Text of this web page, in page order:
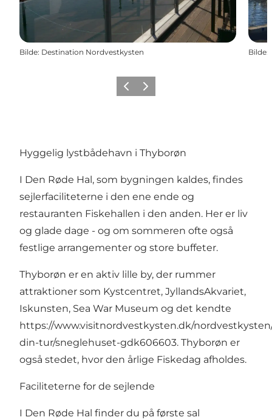
Bilde: Destination Nordvestkysten Bilde:
ForrigeNeste
Hyggelig lystbådehavn i Thyborøn
I Den Røde Hal, som bygningen kaldes, findes
sejlerfaciliteterne i den ene ende og
restauranten Fiskehallen i den anden. Her er liv
og glade dage - og om sommeren ofte også
festlige arrangementer og store buffeter.
Thyborøn er en aktiv lille by, der rummer
attraktioner som Kystcentret, JyllandsAkvariet,
Iskunsten, Sea War Museum og det kendte
https://www.visitnordvestkysten.dk/
din-tur/sneglehuset-gdk606603. Thyborøn er
også stedet, hvor den årlige Fiskedag afholdes.
Faciliteterne for de sejlende
I Den Røde Hal finder du på første sal